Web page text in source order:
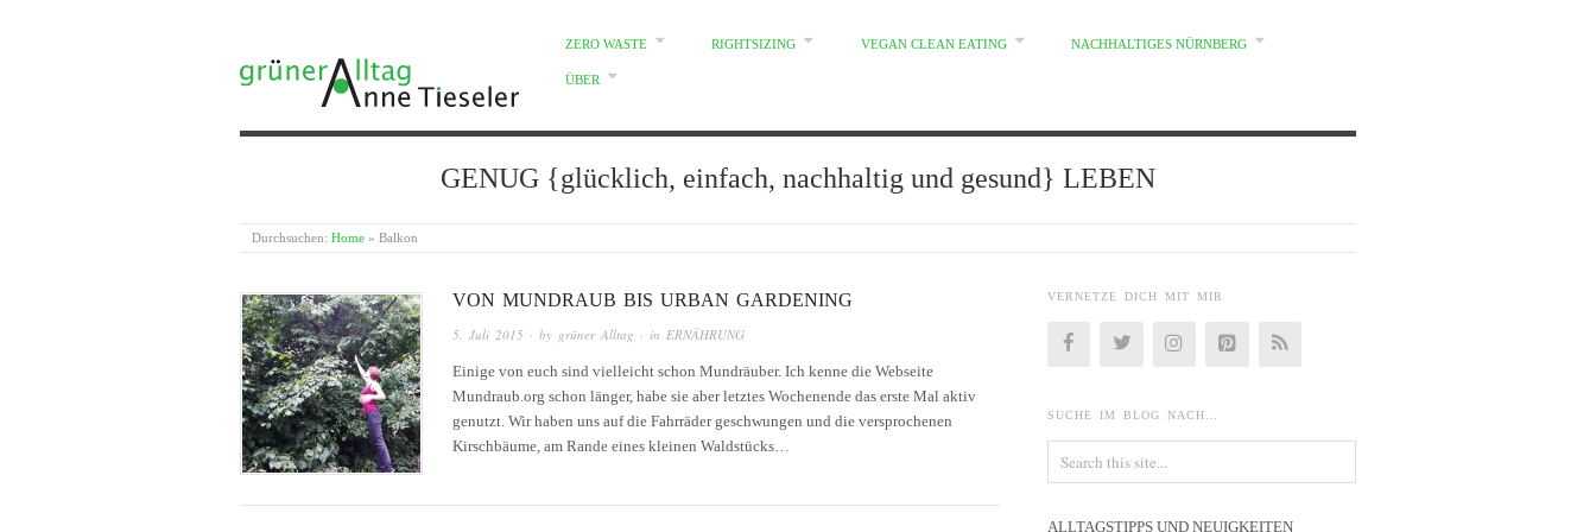
GRÜNER ALLTAG
ZERO WASTE RIGHTSIZING VEGAN CLEAN EATING NACHHALTIGES NÜRNBERG
ÜBER
GENUG {glücklich, einfach, nachhaltig und gesund} LEBEN
Durchsuchen: Home » Balkon
VON MUNDRAUB BIS URBAN GARDENING
5. Juli 2015 · by grüner Alltag · in ERNÄHRUNG
Einige von euch sind vielleicht schon Mundräuber. Ich kenne die Webseite
Mundraub.org schon länger, habe sie aber letztes Wochenende das erste Mal aktiv
genutzt. Wir haben uns auf die Fahrräder geschwungen und die versprochenen
Kirschbäume, am Rande eines kleinen Waldstücks…
VERNETZE DICH MIT MIR
SUCHE IM BLOG NACH…
ALLTAGSTIPPS UND NEUIGKEITEN